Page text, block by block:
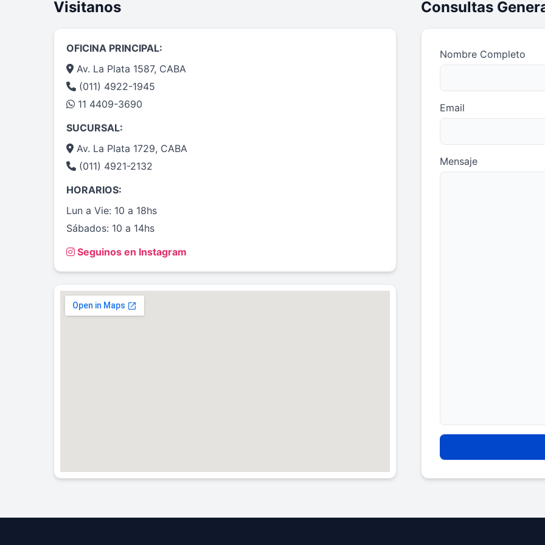
Visitanos
OFICINA PRINCIPAL:
Av. La Plata 1587, CABA
(011) 4922-1945
11 4409-3690
SUCURSAL:
Av. La Plata 1729, CABA
(011) 4921-2132
HORARIOS:
Lun a Vie: 10 a 18hs
Sábados: 10 a 14hs
Seguinos en Instagram
Consultas
Nombre Completo
Email
Mensaje